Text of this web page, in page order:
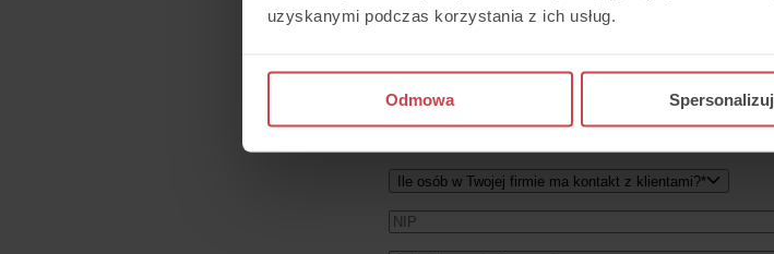
uzyskanymi podczas korzystania z ich usług.
Odmowa Spersonalizuj
Ile osób w Twojej firmie ma kontakt z klientami?*